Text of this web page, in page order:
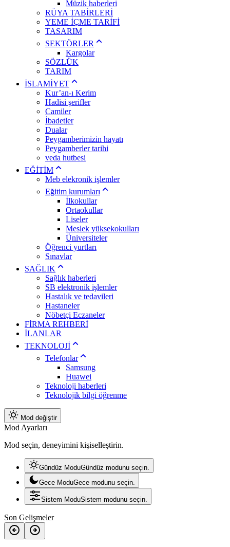
Müzik haberleri
RÜYA TABİRLERİ
YEME İÇME TARİFİ
TASARIM
SEKTÖRLER
Kargolar
SÖZLÜK
TARIM
İSLAMİYET
Kur’an-ı Kerim
Hadisi şerifler
Camiler
İbadetler
Dualar
Peygamberimizin hayatı
Peygamberler tarihi
veda hutbesi
EĞİTİM
Meb elekronik işlemler
Eğitim kurumları
İlkokullar
Ortaokullar
Liseler
Meslek yüksekokulları
Üniversiteler
Öğrenci yurtları
Sınavlar
SAĞLIK
Sağlık haberleri
SB elektronik işlemler
Hastalık ve tedavileri
Hastaneler
Nöbetçi Eczaneler
FİRMA REHBERİ
İLANLAR
TEKNOLOJİ
Telefonlar
Samsung
Huawei
Teknoloji haberleri
Teknolojik bilgi öğrenme
Mod değiştir
Mod Ayarları
Mod seçin, deneyimini kişiselleştirin.
Gündüz ModuGündüz modunu seçin.
Gece ModuGece modunu seçin.
Sistem ModuSistem modunu seçin.
Son Gelişmeler